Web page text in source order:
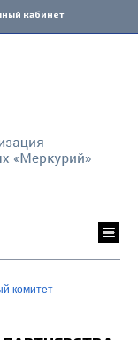
кабинет
комитет